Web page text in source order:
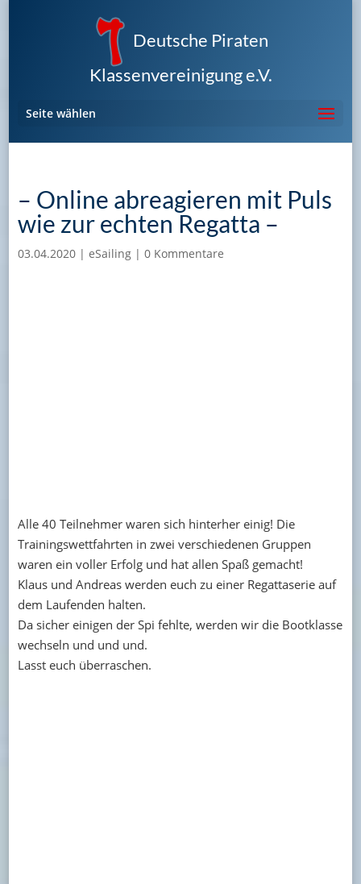
Deutsche Piraten
Klassenvereinigung e.V.
Seite wählen
– Online abreagieren mit Puls
wie zur echten Regatta –
03.04.2020| eSailing| 0 Kommentare
Alle 40 Teilnehmer waren sich hinterher einig! Die
Trainingswettfahrten in zwei verschiedenen Gruppen
waren ein voller Erfolg und hat allen Spaß gemacht!
Klaus und Andreas werden euch zu einer Regattaserie auf
dem Laufenden halten.
Da sicher einigen der Spi fehlte, werden wir die Bootklasse
wechseln und und und.
Lasst euch überraschen.